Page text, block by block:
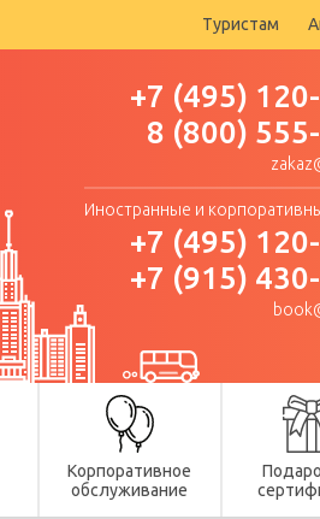
Туристам
+7 (495)
8 (800)
Иностранные и
+7 (495)
+7 (915)
Корпоративное
обслуживание